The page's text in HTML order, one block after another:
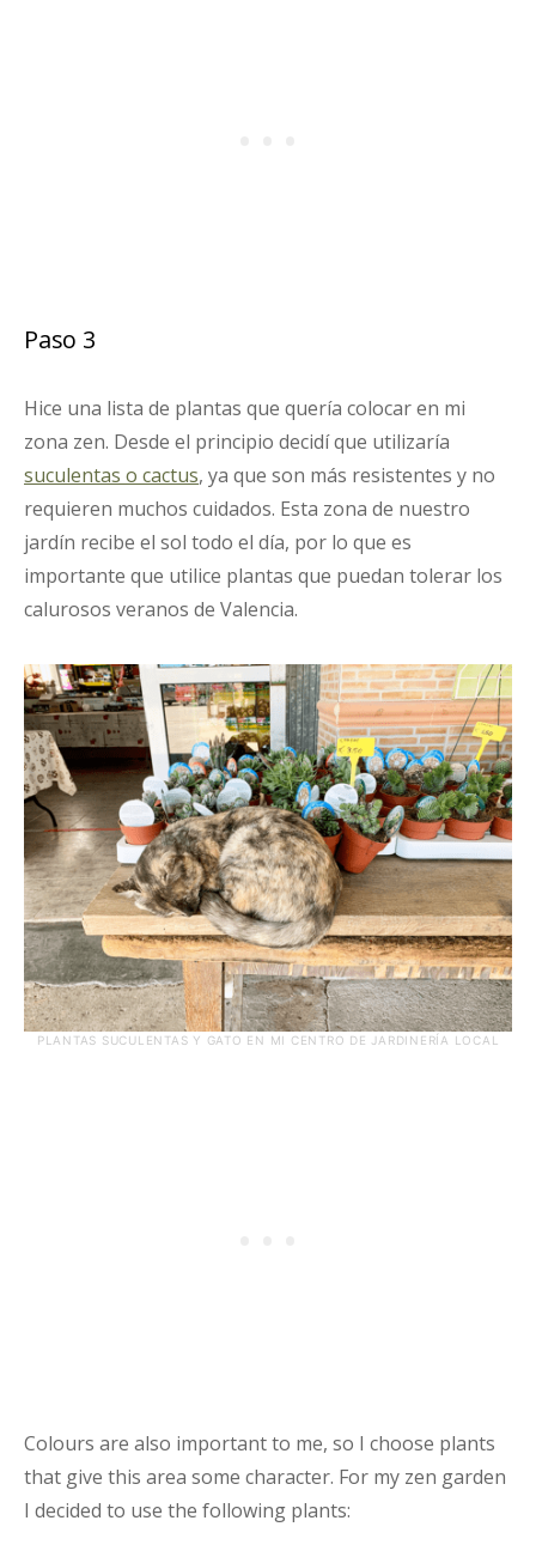
Paso 3
Hice una lista de plantas que quería colocar en mi
zona zen. Desde el principio decidí que utilizaría
suculentas o cactus, ya que son más resistentes y no
requieren muchos cuidados. Esta zona de nuestro
jardín recibe el sol todo el día, por lo que es
importante que utilice plantas que puedan tolerar los
calurosos veranos de Valencia.
PLANTAS SUCULENTAS Y GATO EN MI CENTRO DE JARDINERÍA LOCAL
Colours are also important to me, so I choose plants
that give this area some character. For my zen garden
I decided to use the following plants: